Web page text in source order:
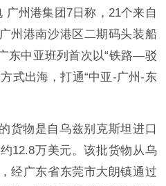
广州港集团7日称，21个来自
州港南沙港区二期码头装船
东中亚班列首次以“铁路—驳
式出海，打通“中亚-广州-东
货物是自乌兹别克斯坦进口
12.8万美元。该批货物从乌
经广东省东莞市大朗镇通过